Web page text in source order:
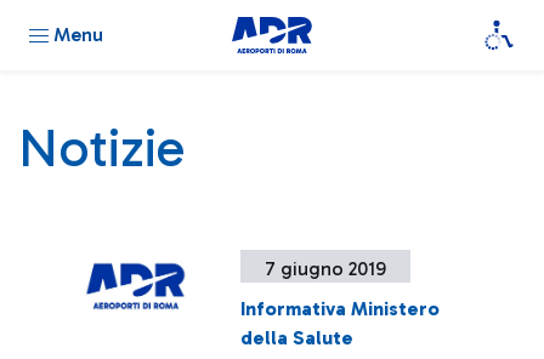
Menu
Notizie
7 giugno 2019
Informativa Ministero
della Salute